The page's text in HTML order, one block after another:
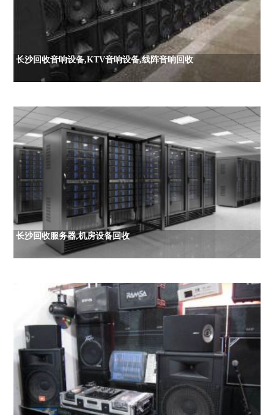
长沙回收音响设备,KTV音响设备,线阵音响回收
长沙回收服务器,机房设备回收